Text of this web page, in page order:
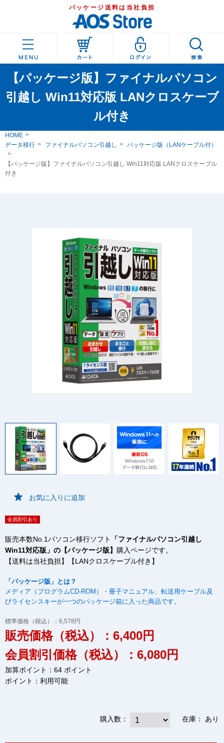
パッケージ送料は当社負担
【パッケージ版】ファイナルパソコン
引越し Win11対応版 LANクロスケーブ
ル付き
HOME
データ移行
ファイナルパソコン引越し パッケージ版（LANケーブル付）
【パッケージ版】ファイナルパソコン引越し Win11対応版 LANクロスケーブル
付き
お気に入りに追加
会員割引あり
販売本数No.1パソコン移行ソフト
「ファイナルパソコン引越し
Win11対応版」の【パッケージ版】 購入ページです。
【送料は当社負担】【LANクロスケーブル付き】
「パッケージ版」とは？
メディア（プログラムCD-ROM）・冊子マニュアル、転送用ケーブル及
びライセンスキーが一つのパッケージ箱に入った商品です。
標準価格（税込）：6,578円
販売価格（税込）：6,400円
会員割引価格（税込）：6,080円
加算ポイント：64 ポイント
ポイント： 利用可能
購入数： 在庫： あり